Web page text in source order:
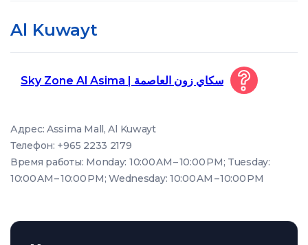
Al Kuwayt
Sky Zone Al Asima | سكاي زون العاصمة
Адрес: Assima Mall, Al Kuwayt
Телефон: +965 2233 2179
Время работы: Monday: 10:00 AM – 10:00 PM; Tuesday:
10:00 AM – 10:00 PM; Wednesday: 10:00 AM – 10:00 PM